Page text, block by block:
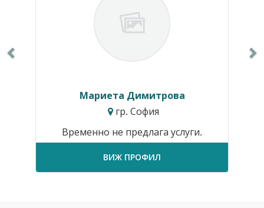
Мариета Димитрова
гр. София
Временно не предлага услуги.
ВИЖ ПРОФИЛ